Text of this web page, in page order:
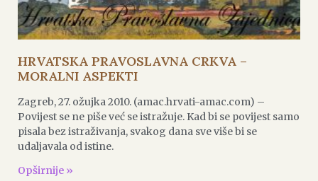
HRVATSKA PRAVOSLAVNA CRKVA –
MORALNI ASPEKTI
Zagreb, 27. ožujka 2010. (amac.hrvati-amac.com) –
Povijest se ne piše već se istražuje. Kad bi se povijest samo
pisala bez istraživanja, svakog dana sve više bi se
udaljavala od istine.
Opširnije »